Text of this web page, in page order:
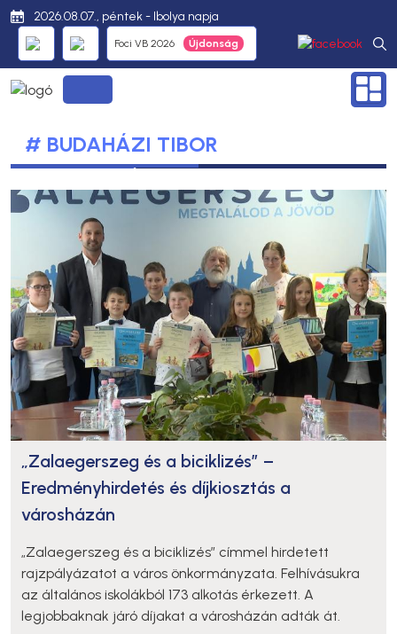
2026.08.07., péntek - Ibolya napja
Foci VB 2026
# BUDAHÁZI TIBOR
„Zalaegerszeg és a biciklizés” –
Eredményhirdetés és díjkiosztás a
városházán
„Zalaegerszeg és a biciklizés” címmel hirdetett
rajzpályázatot a város önkormányzata. Felhívásukra
az általános iskolákból 173 alkotás érkezett. A
legjobbaknak járó díjakat a városházán adták át.